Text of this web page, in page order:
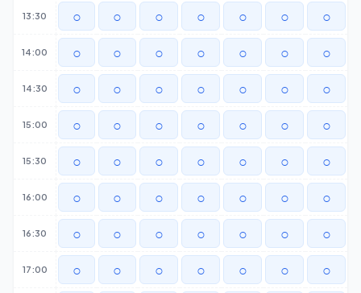
13:30 ○ ○ ○ ○ ○ ○ ○
14:00 ○ ○ ○ ○ ○ ○ ○
14:30 ○ ○ ○ ○ ○ ○ ○
15:00 ○ ○ ○ ○ ○ ○ ○
15:30 ○ ○ ○ ○ ○ ○ ○
16:00 ○ ○ ○ ○ ○ ○ ○
16:30 ○ ○ ○ ○ ○ ○ ○
17:00 ○ ○ ○ ○ ○ ○ ○